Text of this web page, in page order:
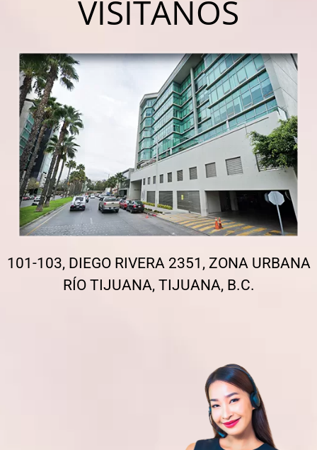
VISÍTANOS
101-103, DIEGO RIVERA 2351, ZONA URBANA
RÍO TIJUANA, TIJUANA, B.C.